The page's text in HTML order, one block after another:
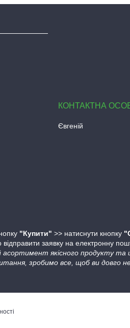
Євгеній
"Купити" >> натиснути кнопку
заявку на електронну
асортимент якісного продукту та
зробимо все, щоб ви довго